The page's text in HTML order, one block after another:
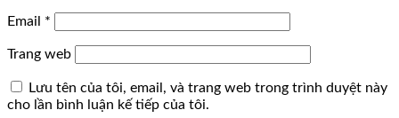
Email *
Trang web
Lưu tên của tôi, email, và trang web trong trình duyệt này
cho lần bình luận kế tiếp của tôi.